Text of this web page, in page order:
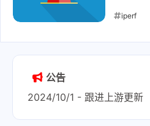
iperf
公告
2024/10/1 - 跟进上游更新